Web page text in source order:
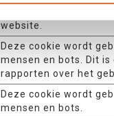
website.
Deze cookie wordt
mensen en bots. Dit
rapporten over het
Deze cookie wordt
mensen en bots.